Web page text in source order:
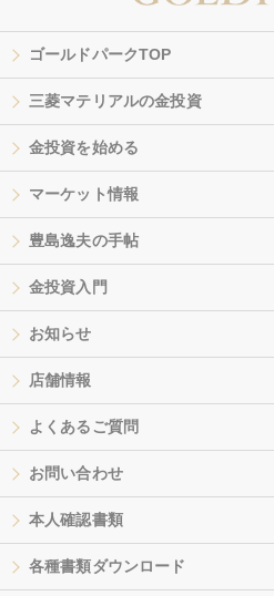
ゴールドパークTOP
三菱マテリアルの金投資
金投資を始める
マーケット情報
豊島逸夫の手帖
金投資入門
お知らせ
店舗情報
よくあるご質問
お問い合わせ
本人確認書類
各種書類ダウンロード